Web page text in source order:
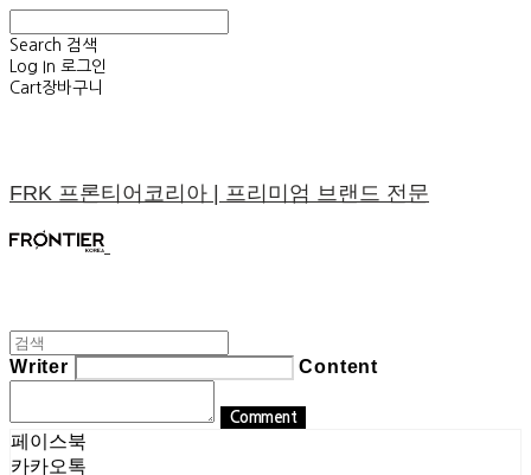
Search 검색
Log In 로그인
Cart장바구니
FRK 프론티어코리아 | 프리미엄 브랜드 전문
Writer Content
Comment
페이스북
카카오톡